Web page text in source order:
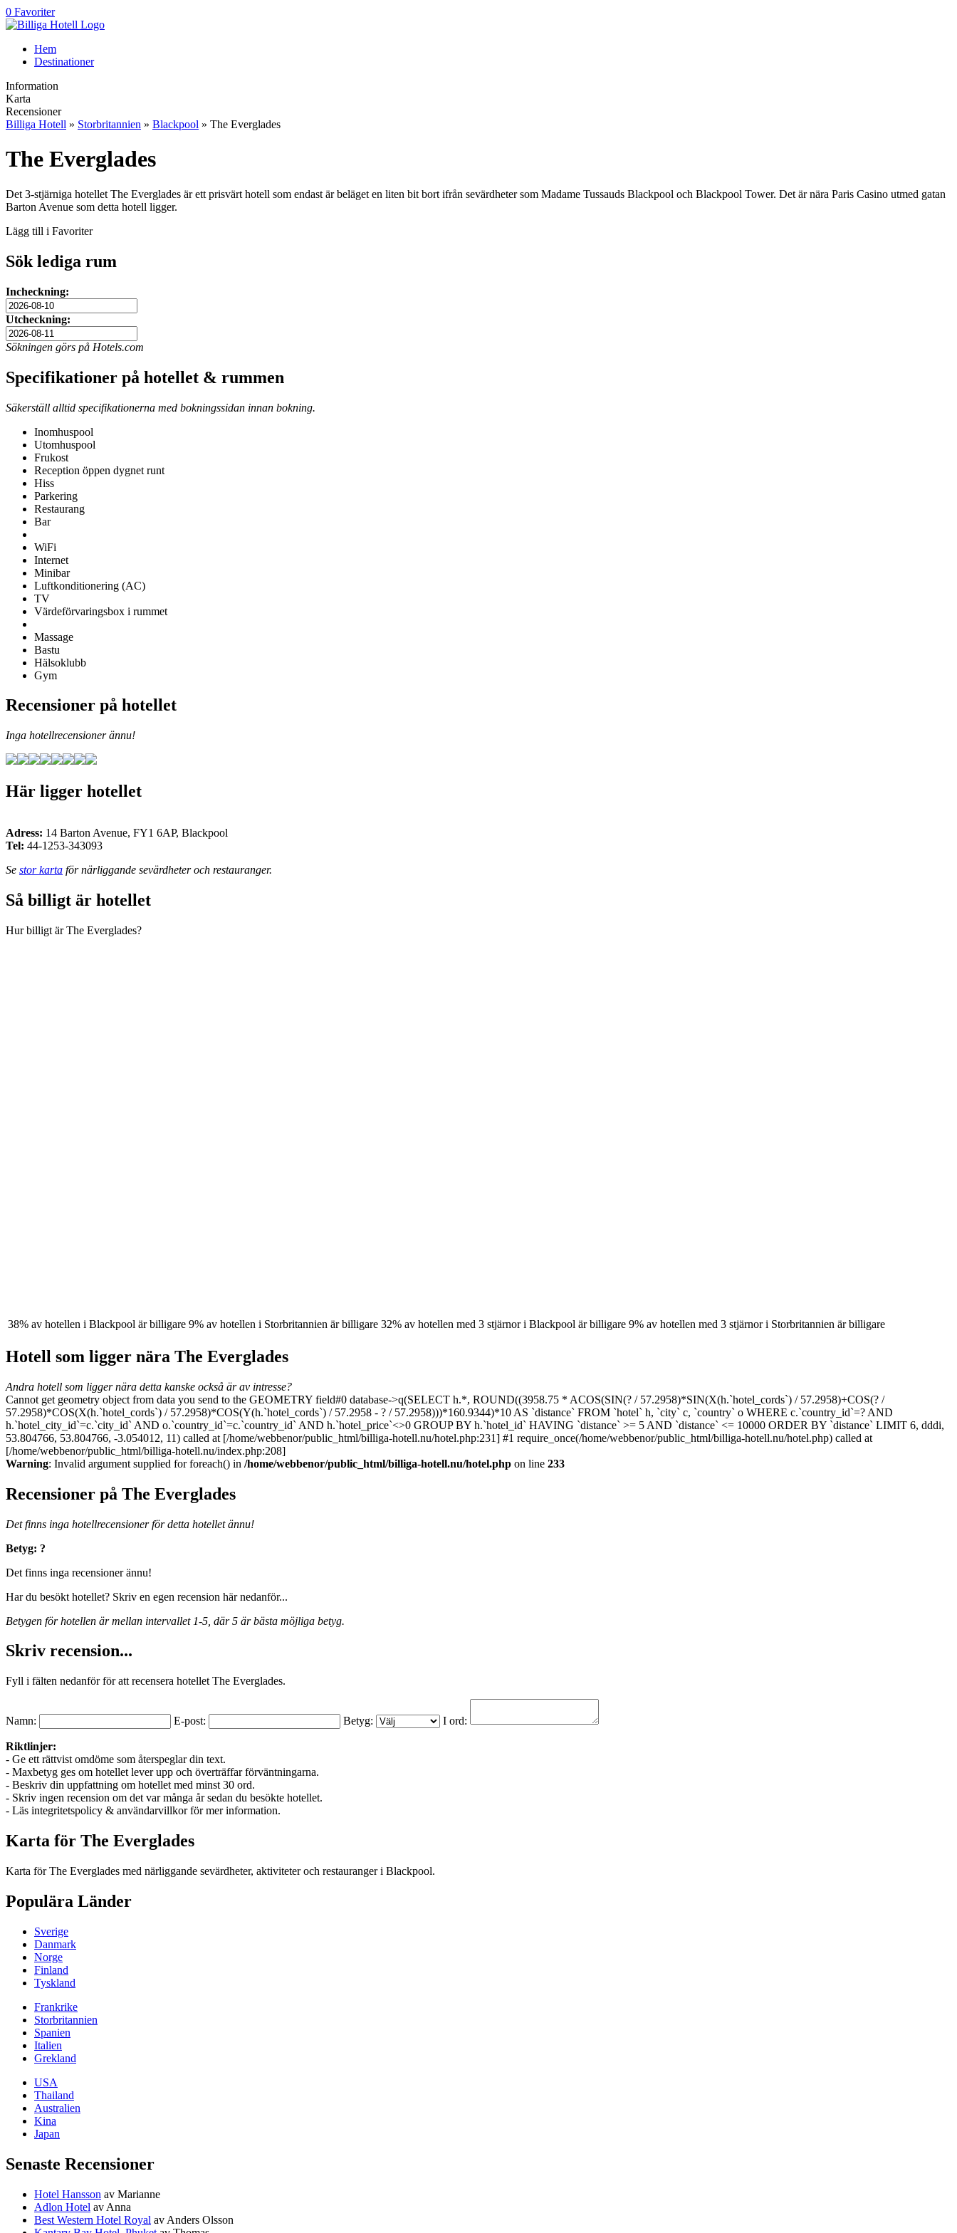
0 Favoriter
Hem
Destinationer
Information
Karta
Recensioner
Billiga Hotell » Storbritannien » Blackpool » The Everglades
The Everglades
Det 3-stjärniga hotellet The Everglades är ett prisvärt hotell som endast är beläget en liten bit bort ifrån sevärdheter som Madame Tussauds Blackpool och Blackpool Tower. Det är nära Paris Casino utmed gatan
Barton Avenue som detta hotell ligger.
Lägg till i Favoriter
Sök lediga rum
Incheckning:
Utcheckning:
Sökningen görs på Hotels.com
Specifikationer på hotellet & rummen
Säkerställ alltid specifikationerna med bokningssidan innan bokning.
Inomhuspool
Utomhuspool
Frukost
Reception öppen dygnet runt
Hiss
Parkering
Restaurang
Bar
WiFi
Internet
Minibar
Luftkonditionering (AC)
TV
Värdeförvaringsbox i rummet
Massage
Bastu
Hälsoklubb
Gym
Recensioner på hotellet
Inga hotellrecensioner ännu!
Här ligger hotellet
Adress: 14 Barton Avenue, FY1 6AP, Blackpool
Tel: 44-1253-343093
Se stor karta för närliggande sevärdheter och restauranger.
Så billigt är hotellet
Hur billigt är The Everglades?
38% av hotellen i Blackpool är billigare 9% av hotellen i Storbritannien är billigare 32% av hotellen med 3 stjärnor i Blackpool är billigare 9% av hotellen med 3 stjärnor i Storbritannien är billigare
Hotell som ligger nära The Everglades
Andra hotell som ligger nära detta kanske också är av intresse?
Cannot get geometry object from data you send to the GEOMETRY field#0 database->q(SELECT h.*, ROUND((3958.75 * ACOS(SIN(? / 57.2958)*SIN(X(h.`hotel_cords`) / 57.2958)+COS(? /
57.2958)*COS(X(h.`hotel_cords`) / 57.2958)*COS(Y(h.`hotel_cords`) / 57.2958 - ? / 57.2958)))*160.9344)*10 AS `distance` FROM `hotel` h, `city` c, `country` o WHERE c.`country_id`=? AND
h.`hotel_city_id`=c.`city_id` AND o.`country_id`=c.`country_id` AND h.`hotel_price`<>0 GROUP BY h.`hotel_id` HAVING `distance` >= 5 AND `distance` <= 10000 ORDER BY `distance` LIMIT 6, dddi,
53.804766, 53.804766, -3.054012, 11) called at [/home/webbenor/public_html/billiga-hotell.nu/hotel.php:231] #1 require_once(/home/webbenor/public_html/billiga-hotell.nu/hotel.php) called at
[/home/webbenor/public_html/billiga-hotell.nu/index.php:208]
Warning: Invalid argument supplied for foreach() in /home/webbenor/public_html/billiga-hotell.nu/hotel.php on line 233
Recensioner på The Everglades
Det finns inga hotellrecensioner för detta hotellet ännu!
Betyg: ?
Det finns inga recensioner ännu!
Har du besökt hotellet? Skriv en egen recension här nedanför...
Betygen för hotellen är mellan intervallet 1-5, där 5 är bästa möjliga betyg.
Skriv recension...
Fyll i fälten nedanför för att recensera hotellet The Everglades.
Namn: E-post: Betyg: I ord:
Riktlinjer:
- Ge ett rättvist omdöme som återspeglar din text.
- Maxbetyg ges om hotellet lever upp och överträffar förväntningarna.
- Beskriv din uppfattning om hotellet med minst 30 ord.
- Skriv ingen recension om det var många år sedan du besökte hotellet.
- Läs integritetspolicy & användarvillkor för mer information.
Karta för The Everglades
Karta för The Everglades med närliggande sevärdheter, aktiviteter och restauranger i Blackpool.
Populära Länder
Sverige
Danmark
Norge
Finland
Tyskland
Frankrike
Storbritannien
Spanien
Italien
Grekland
USA
Thailand
Australien
Kina
Japan
Senaste Recensioner
Hotel Hansson av Marianne
Adlon Hotel av Anna
Best Western Hotel Royal av Anders Olsson